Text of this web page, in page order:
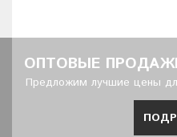
ОПТОВЫЕ
Предложим лучшие цены